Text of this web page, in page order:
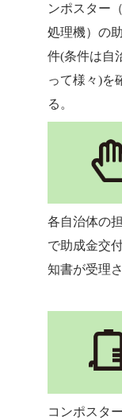
ンポスター
処理機）の
件(条件は自
って様々)を
る。
各自治体の
で助成金交
知書が受理さ
コンポスタ